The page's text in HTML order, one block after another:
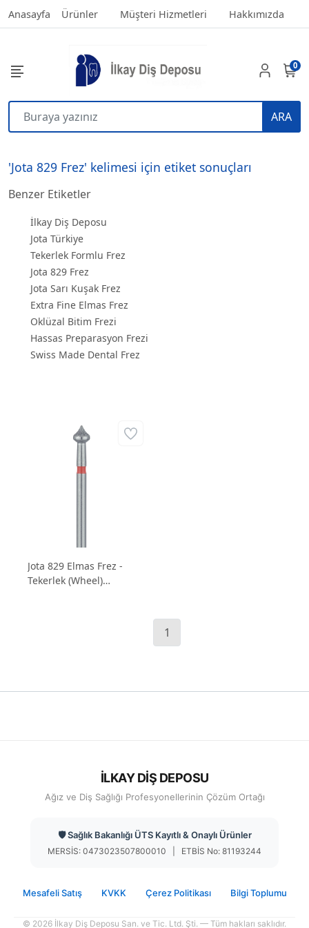
Anasayfa Ürünler Müşteri Hizmetleri Hakkımızda
ARA
0
'Jota 829 Frez' kelimesi için etiket sonuçları
Benzer Etiketler
İlkay Diş Deposu
Jota Türkiye
Tekerlek Formlu Frez
Jota 829 Frez
Jota Sarı Kuşak Frez
Extra Fine Elmas Frez
Oklüzal Bitim Frezi
Hassas Preparasyon Frezi
Swiss Made Dental Frez
Jota 829 Elmas Frez -
Tekerlek (Wheel)
1
İLKAY DİŞ DEPOSU
Ağız ve Diş Sağlığı Profesyonellerinin Çözüm Ortağı
🛡️ Sağlık Bakanlığı ÜTS Kayıtlı & Onaylı Ürünler
MERSİS: 0473023507800010 | ETBİS No: 81193244
Mesafeli Satış KVKK Çerez Politikası Bilgi Toplumu
© 2026 İlkay Diş Deposu San. ve Tic. Ltd. Şti. — Tüm hakları saklıdır.